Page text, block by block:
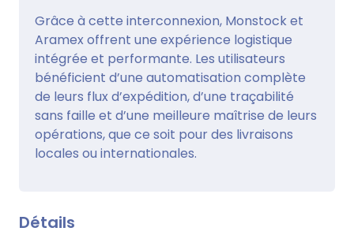
Grâce à cette interconnexion, Monstock et
Aramex offrent une expérience logistique
intégrée et performante. Les utilisateurs
bénéficient d’une automatisation complète
de leurs flux d’expédition, d’une traçabilité
sans faille et d’une meilleure maîtrise de leurs
opérations, que ce soit pour des livraisons
locales ou internationales.
Détails